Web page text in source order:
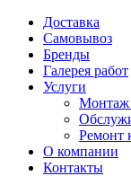
Доставка
Самовывоз
Бренды
Галерея работ
Услуги
Монтаж
Ремонт
О компании
Контакты